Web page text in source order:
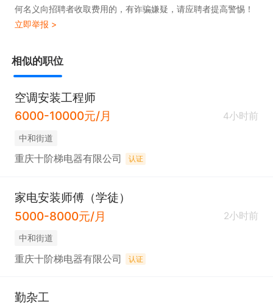
何名义向招聘者收取费用的，有诈骗嫌疑，请应聘者提高警惕！
立即举报 >
相似的职位
空调安装工程师
6000-10000元/月
4小时前
中和街道
重庆十阶梯电器有限公司 认证
家电安装师傅（学徒）
5000-8000元/月
2小时前
中和街道
重庆十阶梯电器有限公司 认证
勤杂工